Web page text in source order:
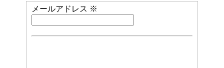
メールアドレス ※